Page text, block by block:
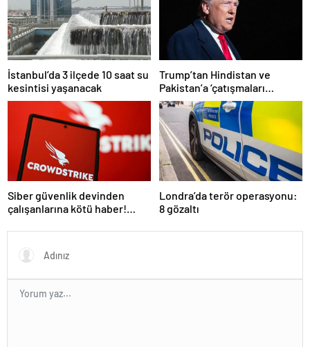
İstanbul’da 3 ilçede 10 saat su
kesintisi yaşanacak
Trump’tan Hindistan ve
Pakistan’a ‘çatışmaları
durdurun’ çağrısı
Siber güvenlik devinden
çalışanlarına kötü haber!
Londra’da terör operasyonu:
8 gözaltı